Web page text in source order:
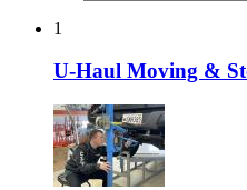
1
U-Haul Moving &